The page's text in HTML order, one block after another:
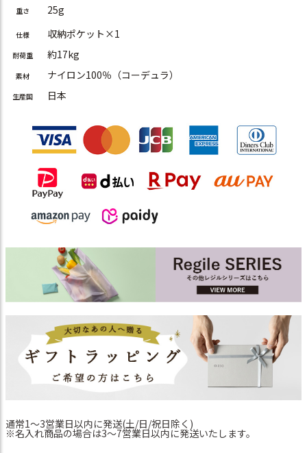
重さ 25g
仕様 収納ポケット×1
耐荷重 約17kg
素材 ナイロン100％（コーデュラ）
生産国 日本
通常1～3営業日以内に発送(土/日/祝日除く)
※名入れ商品の場合は3～7営業日以内に発送いたします。